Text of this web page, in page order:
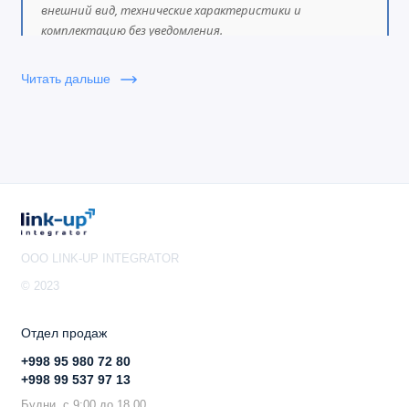
внешний вид, технические характеристики и
комплектацию без уведомления.
Читать дальше
OOO LINK-UP INTEGRATOR
© 2023
Отдел продаж
+998 95 980 72 80
+998 99 537 97 13